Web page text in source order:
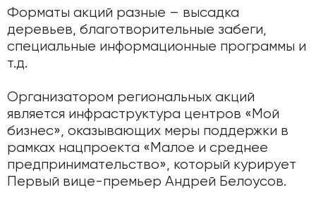
Форматы акций разные – высадка
деревьев, благотворительные забеги,
специальные информационные программы и
т.д.
Организатором региональных акций
является инфраструктура центров «Мой
бизнес», оказывающих меры поддержки в
рамках нацпроекта «Малое и среднее
предпринимательство», который курирует
Первый вице-премьер Андрей Белоусов.